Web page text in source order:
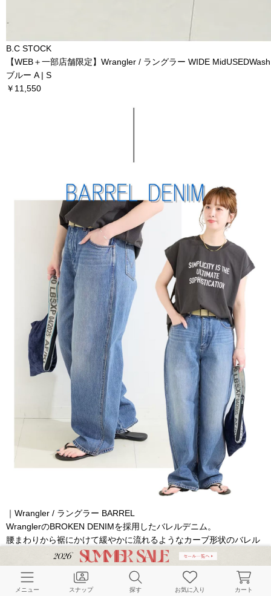
B.C STOCK
【WEB＋一部店舗限定】Wrangler / ラングラー WIDE MidUSEDWash
ブルー A | S
￥11,550
｜Wrangler / ラングラー BARREL
WranglerのBROKEN DENIMを採用したバレルデニム。
腰まわりから裾にかけて緩やかに流れるようなカーブ形状のバレル
スタイルです。綾目を逆方向に織り変えることでデニム特有のねじ
れを解消し、破れに強くフラットで柔らかな着心地が特徴です。腰
で落として穿いても、ハイウエストで穿いても、好みに合わせて
様々な着こなしが可能です。トップスはシンプルなアイテムとの組
メニュー スナップ 探す お気に入り カート